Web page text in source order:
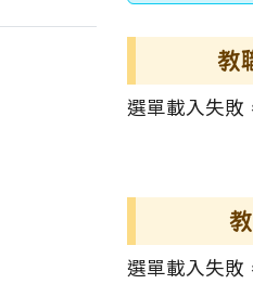
教
選單載入失敗
選單載入失敗